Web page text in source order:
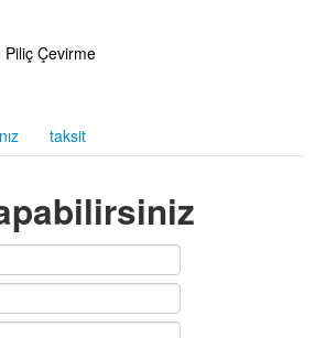
Piliç Çevirme
taksit